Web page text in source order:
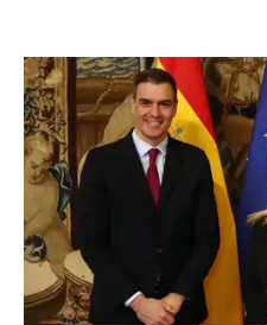
CRISIS MIGRATORIA